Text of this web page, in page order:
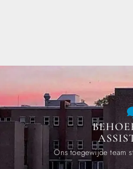
Ons toegewijde team